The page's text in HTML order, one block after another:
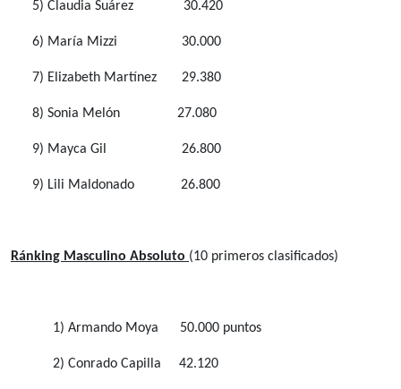
5) Claudia Suárez 30.420
6) María Mizzi 30.000
7) Elizabeth Martínez 29.380
8) Sonia Melón 27.080
9) Mayca Gil 26.800
9) Lili Maldonado 26.800
Ránking Masculino Absoluto (10 primeros clasificados)
1) Armando Moya 50.000 puntos
2) Conrado Capilla 42.120